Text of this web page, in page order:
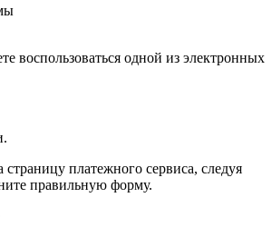
воспользоваться одной из электронных
страницу платежного сервиса, следуя
правильную форму.